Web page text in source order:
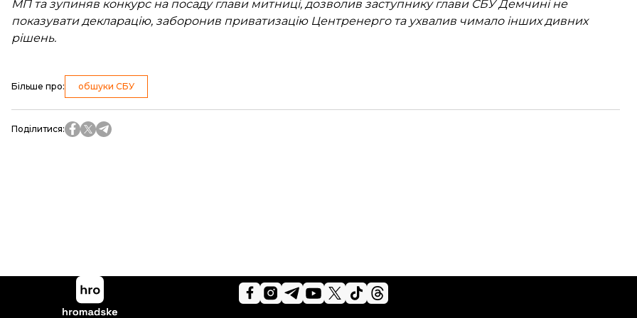
МП та зупиняв конкурс на посаду глави митниці, дозволив заступнику глави СБУ Демчині не
показувати декларацію, заборонив приватизацію Центренерго та ухвалив чимало інших дивних
рішень.
Більше про: обшуки СБУ
Поділитися: